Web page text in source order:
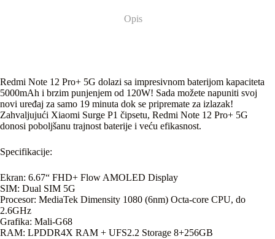
Opis
Redmi Note 12 Pro+ 5G dolazi sa impresivnom baterijom kapaciteta
5000mAh i brzim punjenjem od 120W! Sada možete napuniti svoj
novi uređaj za samo 19 minuta dok se pripremate za izlazak!
Zahvaljujući Xiaomi Surge P1 čipsetu, Redmi Note 12 Pro+ 5G
donosi poboljšanu trajnost baterije i veću efikasnost.
Specifikacije:
Ekran: 6.67“ FHD+ Flow AMOLED Display
SIM: Dual SIM 5G
Procesor: MediaTek Dimensity 1080 (6nm) Octa-core CPU, do
2.6GHz
Grafika: Mali-G68
RAM: LPDDR4X RAM + UFS2.2 Storage 8+256GB